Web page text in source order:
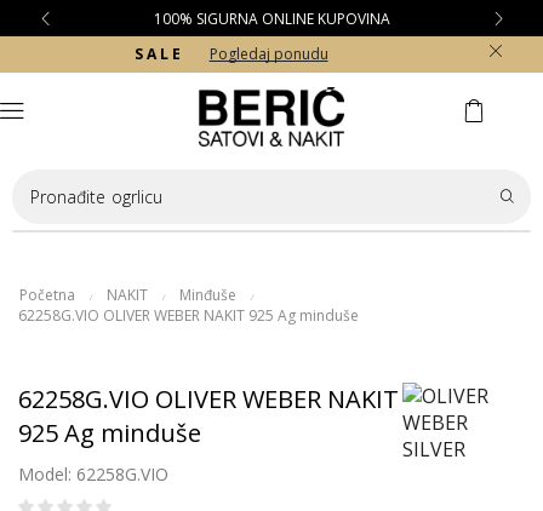
100% SIGURNA ONLINE KUPOVINA
S A L E
Pogledaj ponudu
Pronađite ogrlicu
Početna / NAKIT / Minđuše /
62258G.VIO OLIVER WEBER NAKIT 925 Ag minduše
62258G.VIO OLIVER WEBER NAKIT
925 Ag minduše
Model: 62258G.VIO